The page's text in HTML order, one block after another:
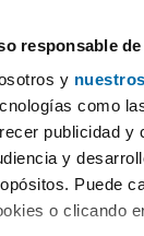
responsable
y
como
publicidad y
y
Puede
o clicando
Alquiler pisos
Sevilla (0